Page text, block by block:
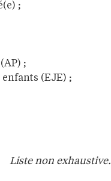
;
;
(EJE) ;
Liste non exhaustive.